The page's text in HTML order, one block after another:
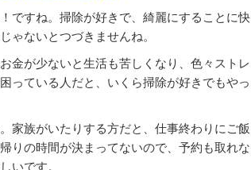
ですね。掃除が好きで、綺麗にすることに快
ゃないとつづきませんね。
金が少ないと生活も苦しくなり、色々ストレ
っている人だと、いくら掃除が好きでもやっ
家族がいたりする方だと、仕事終わりにご飯
りの時間が決まってないので、予約も取れな
いです。